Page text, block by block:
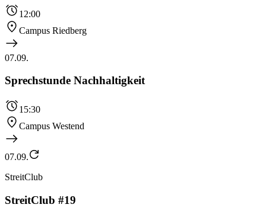
12:00
Campus Riedberg
07.09.
Sprechstunde Nachhaltigkeit
15:30
Campus Westend
07.09.
StreitClub
StreitClub #19